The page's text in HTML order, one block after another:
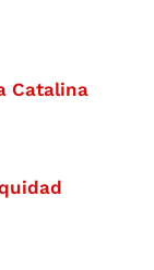
Catalina